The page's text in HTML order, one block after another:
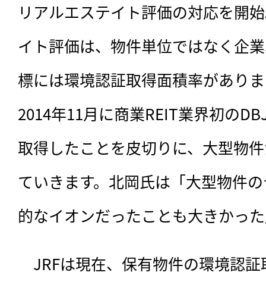
リアルエステイト評価の対応を開
イト評価は、物件単位ではなく企
標には環境認証取得面積率があり
2014年11月に商業REIT業界初の
取得したことを皮切りに、大型物
ていきます。北岡氏は「大型物件
的なイオンだったことも大きかっ
JRFは現在、保有物件の環境認